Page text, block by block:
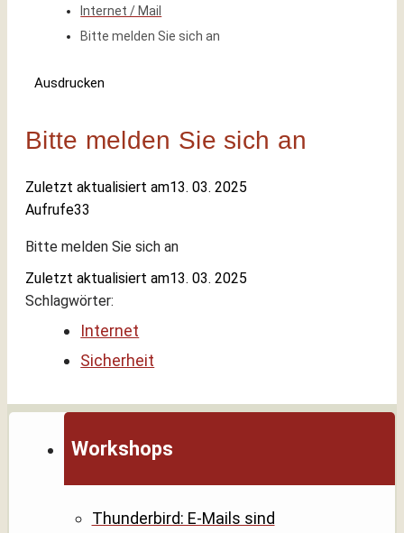
Workshops
Thunderbird: E-Mails sind
Internet / Mail
Bitte melden Sie sich an
Ausdrucken
Bitte melden Sie sich an
Zuletzt aktualisiert am13. 03. 2025
Aufrufe33
Bitte melden Sie sich an
Zuletzt aktualisiert am13. 03. 2025
Schlagwörter:
Internet
Sicherheit